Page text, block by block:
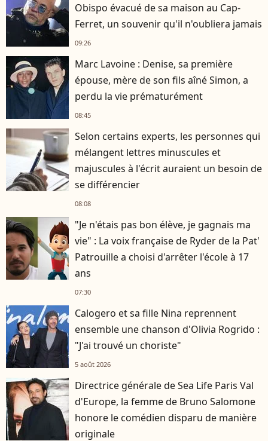
Obispo évacué de sa maison au Cap-
Ferret, un souvenir qu'il n'oubliera jamais
09:26
Marc Lavoine : Denise, sa première
épouse, mère de son fils aîné Simon, a
perdu la vie prématurément
08:45
Selon certains experts, les personnes qui
mélangent lettres minuscules et
majuscules à l'écrit auraient un besoin de
se différencier
08:08
"Je n'étais pas bon élève, je gagnais ma
vie" : La voix française de Ryder de la Pat'
Patrouille a choisi d'arrêter l'école à 17
ans
07:30
Calogero et sa fille Nina reprennent
ensemble une chanson d'Olivia Rogrido :
"J'ai trouvé un choriste"
5 août 2026
Directrice générale de Sea Life Paris Val
d'Europe, la femme de Bruno Salomone
honore le comédien disparu de manière
originale